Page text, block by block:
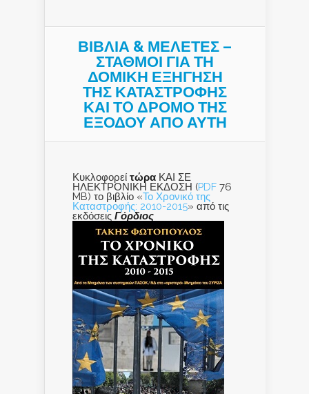
ΒΙΒΛΙΑ & ΜΕΛΕΤΕΣ –
ΣΤΑΘΜΟΙ ΓΙΑ ΤΗ
ΔΟΜΙΚΗ ΕΞΗΓΗΣΗ
ΤΗΣ ΚΑΤΑΣΤΡΟΦΗΣ
ΚΑΙ ΤO ΔΡΟΜΟ ΤΗΣ
ΕΞΟΔΟΥ ΑΠΟ ΑΥΤΗ
Κυκλοφορεί τώρα ΚΑΙ ΣΕ
ΗΛΕΚΤΡΟΝΙΚΗ ΕΚΔΟΣΗ (PDF 76
MB) το βιβλίο «Το Χρονικό της
Καταστροφής: 2010-2015» από τις
εκδόσεις Γόρδιος